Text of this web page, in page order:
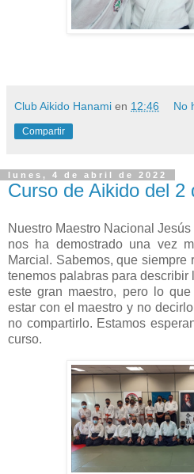
Club Aikido Hanami en 12:46 No
Compartir
lunes, 4 de abril de 2022
Curso de Aikido del 2
Nuestro Maestro Nacional
nos ha demostrado una vez
Marcial. Sabemos, que siempre
tenemos palabras para
este gran maestro, pero lo
estar con el maestro y no
no compartirlo. Estamos
curso.